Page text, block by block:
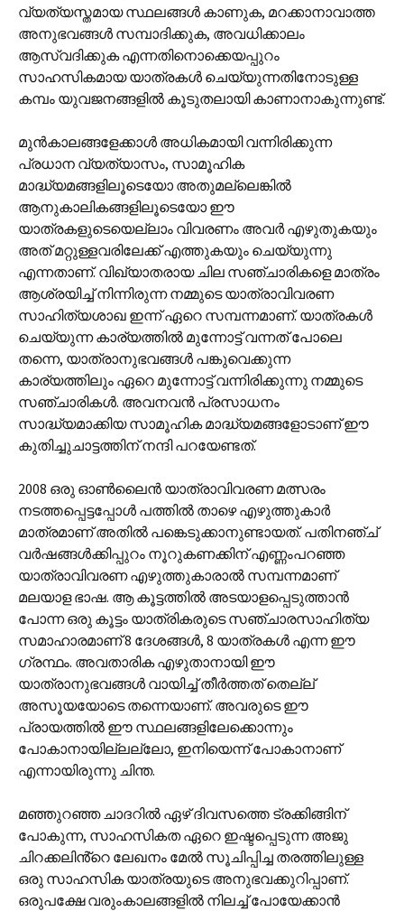
വ്യത്യസ്തമായ സ്ഥലങ്ങൾ കാണുക, മറക്കാനാവാത്ത
അനുഭവങ്ങൾ സമ്പാദിക്കുക, അവധിക്കാലം
ആസ്വദിക്കുക എന്നതിനൊക്കെയപ്പുറം
സാഹസികമായ യാത്രകൾ ചെയ്യുന്നതിനോടുള്ള
കമ്പം യുവജനങ്ങളിൽ കൂടുതലായി കാണാനാകുന്നുണ്ട്.
മുൻകാലങ്ങളേക്കാൾ അധികമായി വന്നിരിക്കുന്ന
പ്രധാന വ്യത്യാസം, സാമൂഹിക
മാദ്ധ്യമങ്ങളിലൂടെയോ അതുമല്ലെങ്കിൽ
ആനുകാലികങ്ങളിലൂടെയോ ഈ
യാത്രകളുടെയെല്ലാം വിവരണം അവർ എഴുതുകയും
അത് മറ്റുള്ളവരിലേക്ക് എത്തുകയും ചെയ്യുന്നു
എന്നതാണ്. വിഖ്യാതരായ ചില സഞ്ചാരികളെ മാത്രം
ആശ്രയിച്ച് നിന്നിരുന്ന നമ്മുടെ യാത്രാവിവരണ
സാഹിത്യശാഖ ഇന്ന് ഏറെ സമ്പന്നമാണ്. യാത്രകൾ
ചെയ്യുന്ന കാര്യത്തിൽ മുന്നോട്ട് വന്നത് പോലെ
തന്നെ, യാത്രാനുഭവങ്ങൾ പങ്കുവെക്കുന്ന
കാര്യത്തിലും ഏറെ മുന്നോട്ട് വന്നിരിക്കുന്നു നമ്മുടെ
സഞ്ചാരികൾ. അവനവൻ പ്രസാധനം
സാദ്ധ്യമാക്കിയ സാമൂഹിക മാദ്ധ്യമങ്ങളോടാണ് ഈ
കുതിച്ചുചാട്ടത്തിന് നന്ദി പറയേണ്ടത്.
2008 ഒരു ഓൺലൈൻ യാത്രാവിവരണ മത്സരം
നടത്തപ്പെട്ടപ്പോൾ പത്തിൽ താഴെ എഴുത്തുകാർ
മാത്രമാണ് അതിൽ പങ്കെടുക്കാനുണ്ടായത്. പതിനഞ്ച്
വർഷങ്ങൾക്കിപ്പുറം നൂറുകണക്കിന് എണ്ണംപറഞ്ഞ
യാത്രാവിവരണ എഴുത്തുകാരാൽ സമ്പന്നമാണ്
മലയാള ഭാഷ. ആ കൂട്ടത്തിൽ അടയാളപ്പെടുത്താൻ
പോന്ന ഒരു കൂട്ടം യാത്രികരുടെ സഞ്ചാരസാഹിത്യ
സമാഹാരമാണ് 8 ദേശങ്ങൾ, 8 യാത്രകൾ എന്ന ഈ
ഗ്രന്ഥം. അവതാരിക എഴുതാനായി ഈ
യാത്രാനുഭവങ്ങൾ വായിച്ച് തീർത്തത് തെല്ല്
അസൂയയോടെ തന്നെയാണ്. അവരുടെ ഈ
പ്രായത്തിൽ ഈ സ്ഥലങ്ങളിലേക്കൊന്നും
പോകാനായില്ലല്ലോ, ഇനിയെന്ന് പോകാനാണ്
എന്നായിരുന്നു ചിന്ത.
മഞ്ഞുറഞ്ഞ ചാദറിൽ ഏഴ് ദിവസത്തെ ട്രക്കിങ്ങിന്
പോകുന്ന, സാഹസികത ഏറെ ഇഷ്ടപ്പെടുന്ന അജു
ചിറക്കലിൻ്റെ ലേഖനം മേൽ സൂചിപ്പിച്ച തരത്തിലുള്ള
ഒരു സാഹസിക യാത്രയുടെ അനുഭവക്കുറിപ്പാണ്.
ഒരുപക്ഷേ വരുംകാലങ്ങളിൽ നിലച്ച് പോയേക്കാൻ